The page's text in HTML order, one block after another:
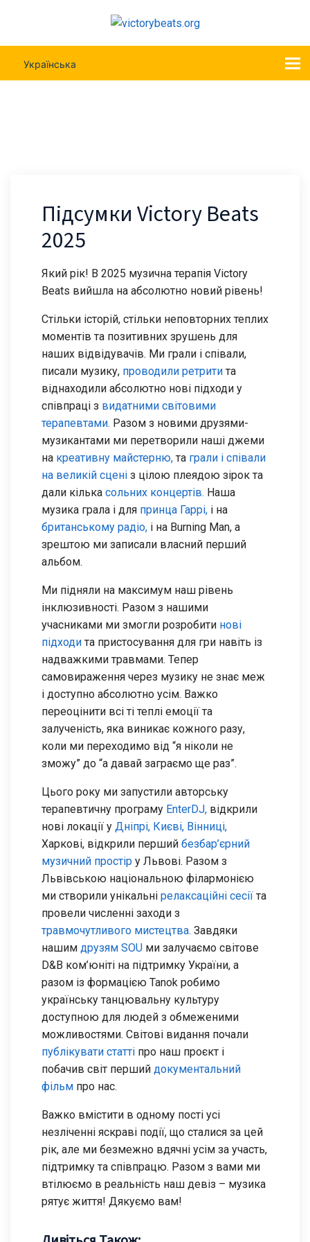
Українська
Підсумки Victory Beats
2025
Який рік! В 2025 музична терапія Victory
Beats вийшла на абсолютно новий рівень!
Стільки історій, стільки неповторних теплих
моментів та позитивних зрушень для
наших відвідувачів. Ми грали і співали,
писали музику, проводили ретрити та
віднаходили абсолютно нові підходи у
співпраці з видатними світовими
терапевтами. Разом з новими друзями-
музикантами ми перетворили наші джеми
на креативну майстерню, та грали і співали
на великій сцені з цілою плеядою зірок та
дали кілька сольних концертів. Наша
музика грала і для принца Гаррі, і на
британському радіо, і на Burning Man, а
зрештою ми записали власний перший
альбом.
Ми підняли на максимум наш рівень
інклюзивності. Разом з нашими
учасниками ми змогли розробити нові
підходи та пристосування для гри навіть із
надважкими травмами. Тепер
самовираження через музику не знає меж
і доступно абсолютно усім. Важко
переоцінити всі ті теплі емоції та
залученість, яка виникає кожного разу,
коли ми переходимо від “я ніколи не
зможу” до “а давай заграємо ще раз”.
Цього року ми запустили авторську
терапевтичну програму EnterDJ, відкрили
нові локації у Дніпрі, Києві, Вінниці,
Харкові, відкрили перший безбар’єрний
музичний простір у Львові. Разом з
Львівською національною філармонією
ми створили унікальні релаксаційні сесії та
провели численні заходи з
травмочутливого мистецтва. Завдяки
нашим друзям SOU ми залучаємо світове
D&B ком’юніті на підтримку України, а
разом із формацією Tanok робимо
українську танцювальну культуру
доступною для людей з обмеженими
можливостями. Світові видання почали
публікувати статті про наш проєкт і
побачив світ перший документальний
фільм про нас.
Важко вмістити в одному пості усі
незліченні яскраві події, що сталися за цей
рік, але ми безмежно вдячні усім за участь,
підтримку та співпрацю. Разом з вами ми
втілюємо в реальність наш девіз – музика
рятує життя! Дякуємо вам!